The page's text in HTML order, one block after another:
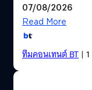
07/08/2026
Read More
ทีมคอนเทนต์ BT|